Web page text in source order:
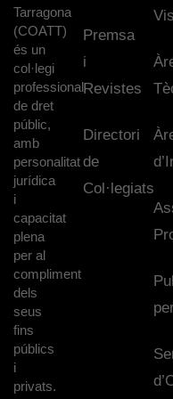
Tarragona
(COATT)
és un
col·legi
professional
de dret
públic,
amb
personalitat
jurídica
i
capacitat
plena
per al
compliment
dels
seus
fins
públics
i
privats.
Premsa
i
Revistes
Directori
de
Col·legiats